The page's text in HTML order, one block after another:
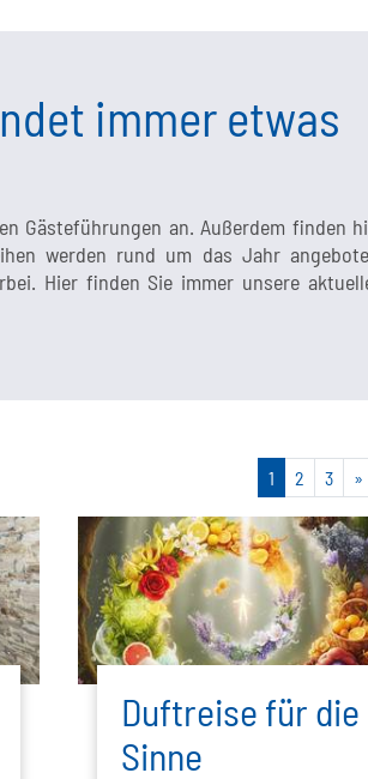
immer etwas
Gästeführungen an. Außerdem finden
werden rund um das Jahr
Hier finden Sie immer unsere
1 2 3 »
Duftreise für die
Sinne